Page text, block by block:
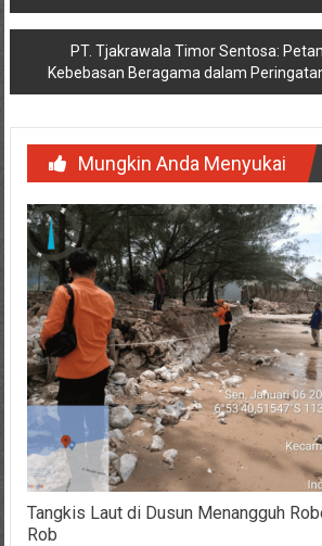
PT. Tjakrawala Timor Sentosa:
Kebebasan Beragama dalam
Mungkin Anda Menyukai
Tangkis Laut di Dusun Menangguh
Rob